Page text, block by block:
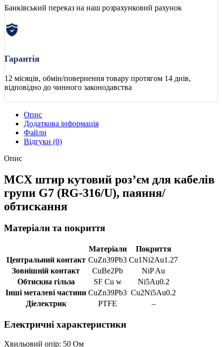
Банківський переказ на наш розрахунковий рахунок
Гарантія
12 місяців, обмін/повернення товару протягом 14 днів,
відповідно до чинного законодавства
Опис
Додаткова інформація
Файли
Відгуки (0)
Опис
MCX штир кутовий роз’єм для кабелів
групи G7 (RG-316/U), паяння/
обтискання
Матеріали та покриття
Матеріали
Покриття
Центральний контакт CuZn39Pb3 Cu1Ni2Au1.27
Зовнішній контакт
CuBe2Pb
NiP Au
Обтискна гільза
SF Cu w
Ni5Au0.2
Інші металеві частини CuZn39Pb3 Cu2Ni5Au0.2
Діелектрик
PTFE –
Електричні характеристики
Хвильовий опір: 50 Ом